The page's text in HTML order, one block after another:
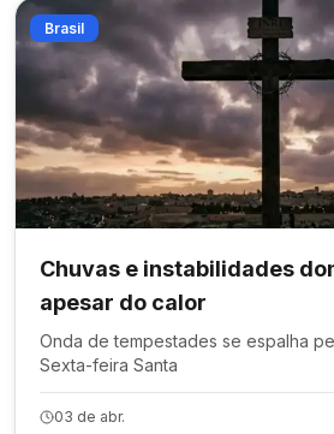
Brasil
Chuvas e instabilidades
apesar do calor
Onda de tempestades se espalha
Sexta-feira Santa
03 de abr.